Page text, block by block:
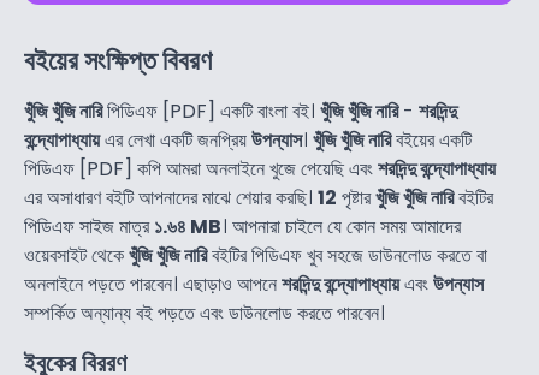
বইয়ের সংক্ষিপ্ত বিবরণ
খুঁজি খুঁজি নারিপিডিএফ [PDF] একটি বাংলা বই। খুঁজি খুঁজি নারি- শরদিন্দু
বন্দ্যোপাধ্যায়এর লেখা একটি জনপ্রিয়উপন্যাস। খুঁজি খুঁজি নারিবইয়ের একটি
পিডিএফ [PDF] কপি আমরা অনলাইনে খুজে পেয়েছি এবংশরদিন্দু বন্দ্যোপাধ্যায়
এর অসাধারণ বইটি আপনাদের মাঝে শেয়ার করছি। 12 পৃষ্টারখুঁজি খুঁজি নারিবইটির
পিডিএফ সাইজ মাত্র১.৬৪ MB। আপনারা চাইলে যে কোন সময় আমাদের
ওয়েবসাইট থেকেখুঁজি খুঁজি নারিবইটির পিডিএফ খুব সহজে ডাউনলোড করতে বা
অনলাইনে পড়তে পারবেন। এছাড়াও আপনেশরদিন্দু বন্দ্যোপাধ্যায়এবংউপন্যাস
সম্পর্কিত অন্যান্য বই পড়তে এবং ডাউনলোড করতে পারবেন।
ইবুকের বিররণ